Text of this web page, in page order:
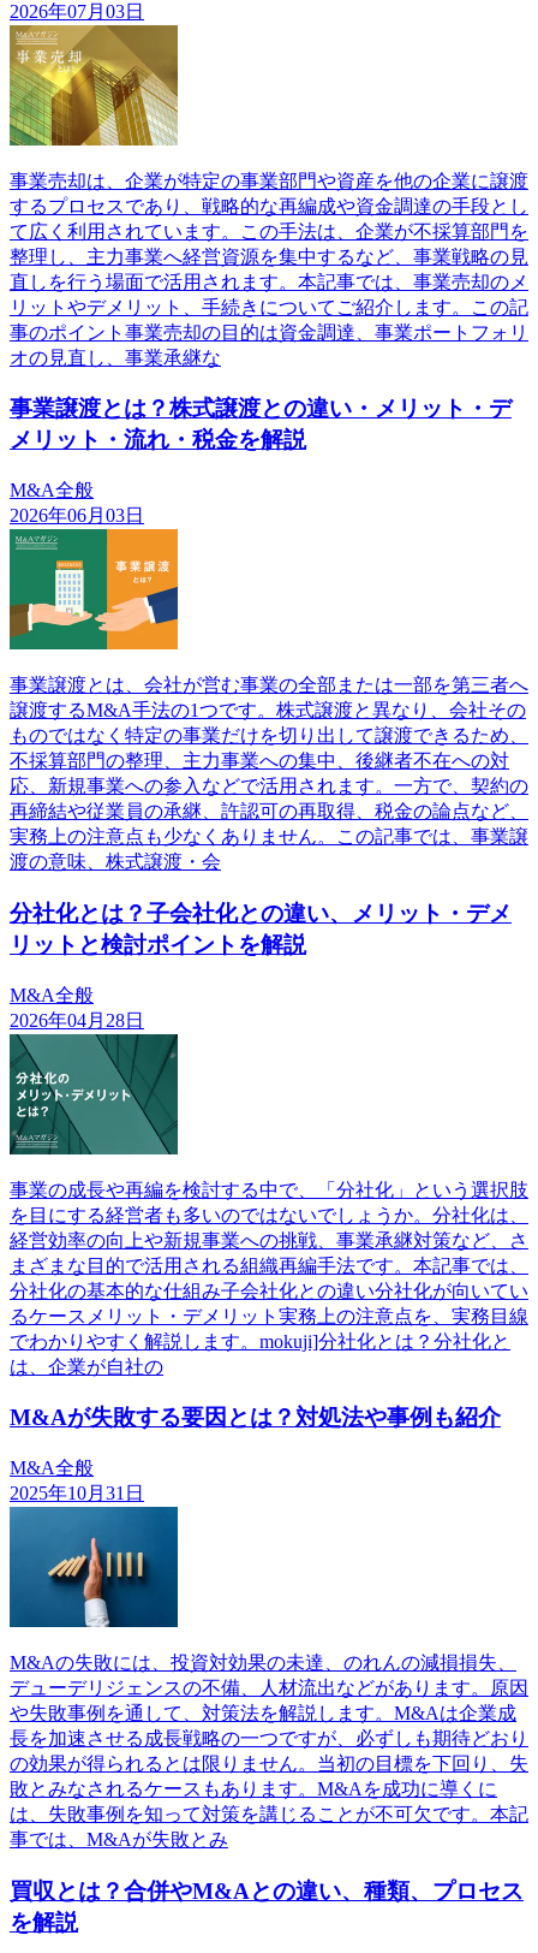
2026年07月03日
事業売却は、企業が特定の事業部門や資産を他の企業に譲渡
するプロセスであり、戦略的な再編成や資金調達の手段とし
て広く利用されています。この手法は、企業が不採算部門を
整理し、主力事業へ経営資源を集中するなど、事業戦略の見
直しを行う場面で活用されます。本記事では、事業売却のメ
リットやデメリット、手続きについてご紹介します。この記
事のポイント事業売却の目的は資金調達、事業ポートフォリ
オの見直し、事業承継な
事業譲渡とは？株式譲渡との違い・メリット・デ
メリット・流れ・税金を解説
M&A全般
2026年06月03日
事業譲渡とは、会社が営む事業の全部または一部を第三者へ
譲渡するM&A手法の1つです。株式譲渡と異なり、会社その
ものではなく特定の事業だけを切り出して譲渡できるため、
不採算部門の整理、主力事業への集中、後継者不在への対
応、新規事業への参入などで活用されます。一方で、契約の
再締結や従業員の承継、許認可の再取得、税金の論点など、
実務上の注意点も少なくありません。この記事では、事業譲
渡の意味、株式譲渡・会
分社化とは？子会社化との違い、メリット・デメ
リットと検討ポイントを解説
M&A全般
2026年04月28日
事業の成長や再編を検討する中で、「分社化」という選択肢
を目にする経営者も多いのではないでしょうか。分社化は、
経営効率の向上や新規事業への挑戦、事業承継対策など、さ
まざまな目的で活用される組織再編手法です。本記事では、
分社化の基本的な仕組み子会社化との違い分社化が向いてい
るケースメリット・デメリット実務上の注意点を、実務目線
でわかりやすく解説します。mokuji]分社化とは？分社化と
は、企業が自社の
M&Aが失敗する要因とは？対処法や事例も紹介
M&A全般
2025年10月31日
M&Aの失敗には、投資対効果の未達、のれんの減損損失、
デューデリジェンスの不備、人材流出などがあります。原因
や失敗事例を通して、対策法を解説します。M&Aは企業成
長を加速させる成長戦略の一つですが、必ずしも期待どおり
の効果が得られるとは限りません。当初の目標を下回り、失
敗とみなされるケースもあります。M&Aを成功に導くに
は、失敗事例を知って対策を講じることが不可欠です。本記
事では、M&Aが失敗とみ
買収とは？合併やM&Aとの違い、種類、プロセス
を解説